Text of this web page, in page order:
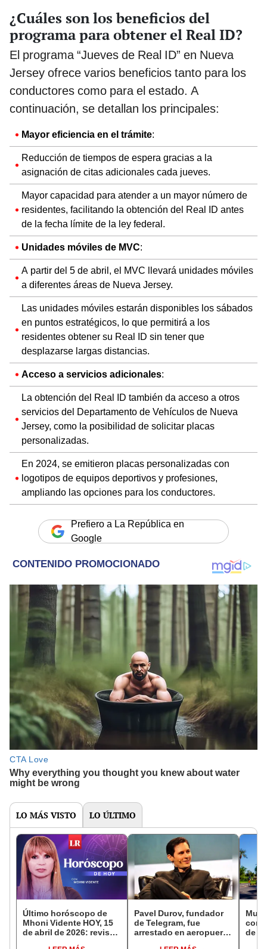
¿Cuáles son los beneficios del
programa para obtener el Real ID?
El programa “Jueves de Real ID” en Nueva
Jersey ofrece varios beneficios tanto para los
conductores como para el estado. A
continuación, se detallan los principales:
Mayor eficiencia en el trámite:
Reducción de tiempos de espera gracias a la
asignación de citas adicionales cada jueves.
Mayor capacidad para atender a un mayor número de
residentes, facilitando la obtención del Real ID antes
de la fecha límite de la ley federal.
Unidades móviles de MVC:
A partir del 5 de abril, el MVC llevará unidades móviles
a diferentes áreas de Nueva Jersey.
Las unidades móviles estarán disponibles los sábados
en puntos estratégicos, lo que permitirá a los
residentes obtener su Real ID sin tener que
desplazarse largas distancias.
Acceso a servicios adicionales:
La obtención del Real ID también da acceso a otros
servicios del Departamento de Vehículos de Nueva
Jersey, como la posibilidad de solicitar placas
personalizadas.
En 2024, se emitieron placas personalizadas con
logotipos de equipos deportivos y profesiones,
ampliando las opciones para los conductores.
Prefiero a La República en
Google
LO MÁS VISTO LO ÚLTIMO
Último horóscopo de
Mhoni Vidente HOY, 15
de abril de 2026: revisa
Pavel Durov, fundador
de Telegram, fue
arrestado en aeropuerto
Muy
de